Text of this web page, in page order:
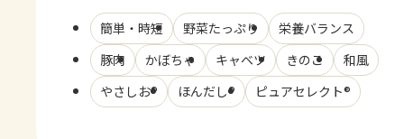
簡単・時短 野菜たっぷり
栄養バランス
豚肉
かぼちゃ キャベツ きのこ
和風
やさしお®
ほんだし® ピュアセレクト®